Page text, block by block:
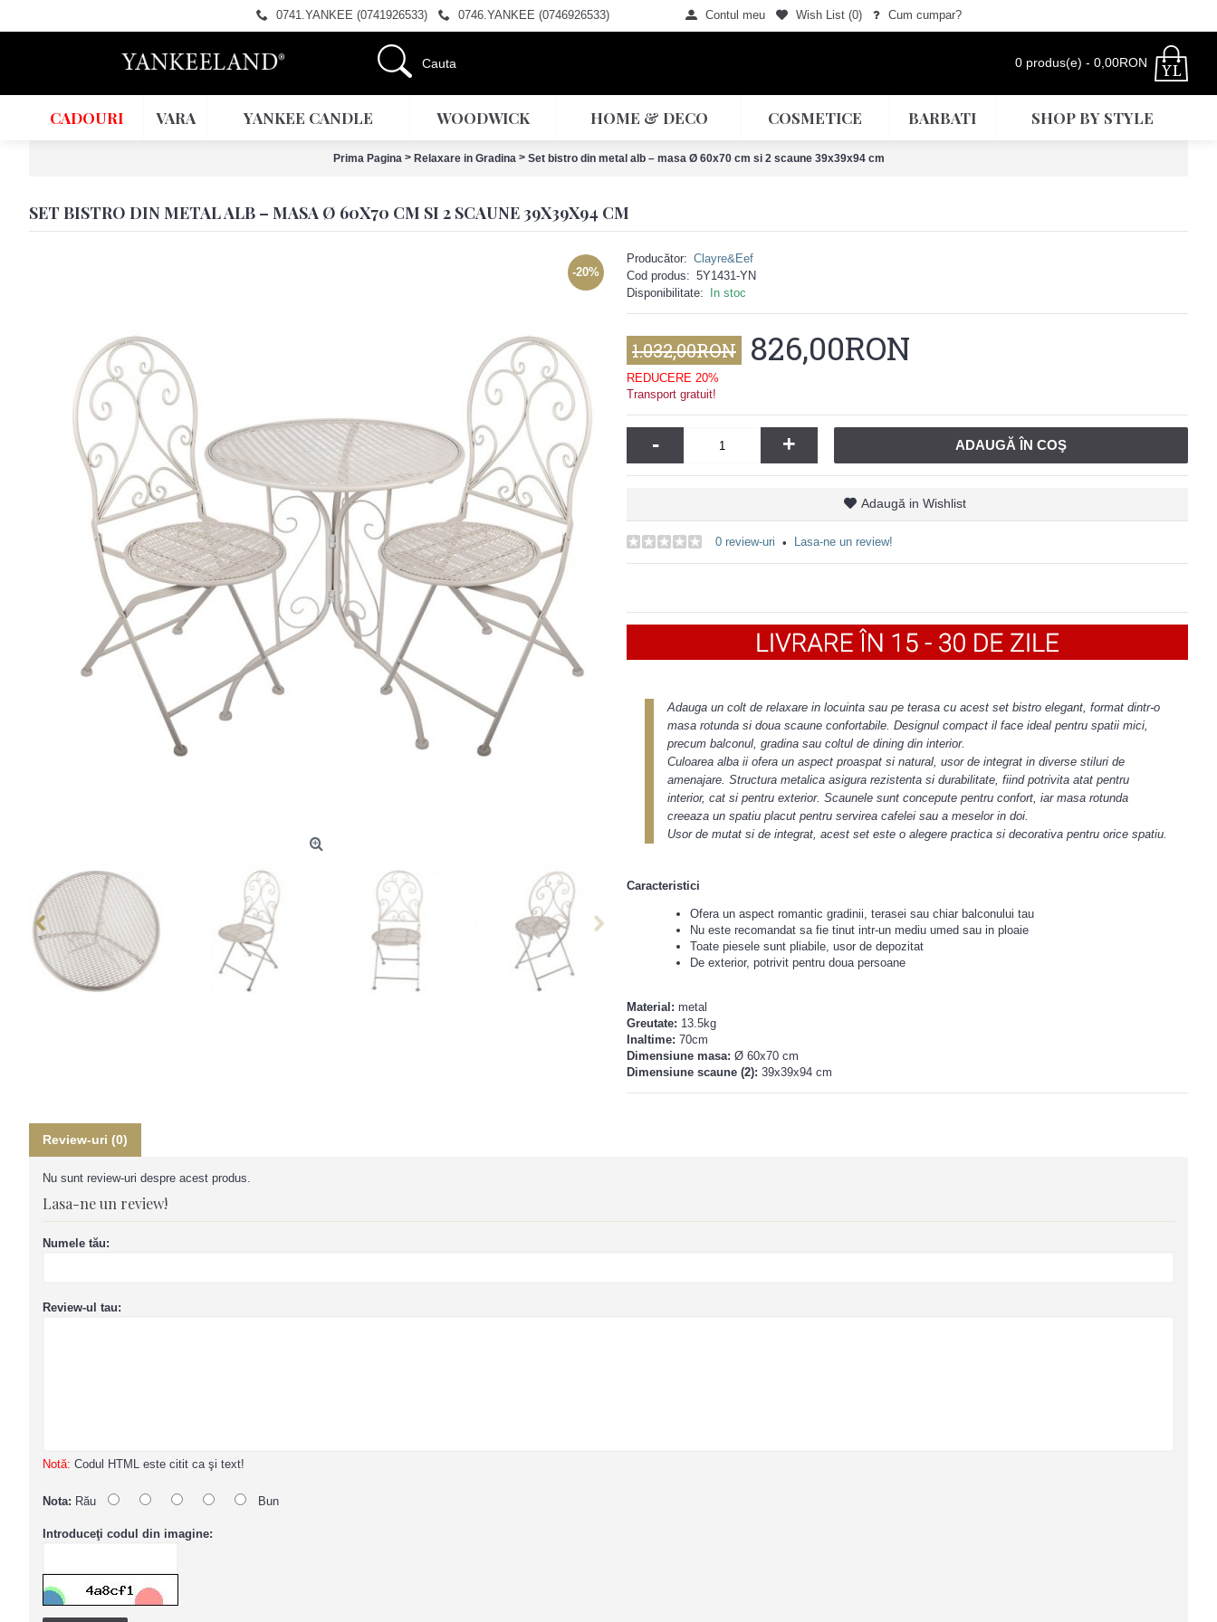
0741.YANKEE (0741926533) 0746.YANKEE (0746926533) Contul meu Wish List (0) Cum cumpar?
0 produs(e) - 0,00RON
CADOURI VARA YANKEE CANDLE WOODWICK HOME & DECO COSMETICE BARBATI SHOP BY STYLE
Prima Pagina > Relaxare in Gradina > Set bistro din metal alb – masa Ø 60x70 cm si 2 scaune 39x39x94 cm
SET BISTRO DIN METAL ALB – MASA Ø 60X70 CM SI 2 SCAUNE 39X39X94 CM
-20%
Producător: Clayre&Eef
Cod produs: 5Y1431-YN
Disponibilitate:
In stoc
1.032,00RON 826,00RON
REDUCERE 20%
Transport gratuit!
- + ADAUGĂ ÎN COŞ
Adaugă in Wishlist
0 review-uri • Lasa-ne un review!
Adauga un colt de relaxare in locuinta sau pe terasa cu acest set bistro elegant, format dintr-o
masa rotunda si doua scaune confortabile. Designul compact il face ideal pentru spatii mici,
precum balconul, gradina sau coltul de dining din interior.
Culoarea alba ii ofera un aspect proaspat si natural, usor de integrat in diverse stiluri de
amenajare. Structura metalica asigura rezistenta si durabilitate, fiind potrivita atat pentru
interior, cat si pentru exterior. Scaunele sunt concepute pentru confort, iar masa rotunda
creeaza un spatiu placut pentru servirea cafelei sau a meselor in doi.
Usor de mutat si de integrat, acest set este o alegere practica si decorativa pentru orice spatiu.
Caracteristici
Ofera un aspect romantic gradinii, terasei sau chiar balconului tau
Nu este recomandat sa fie tinut intr-un mediu umed sau in ploaie
Toate piesele sunt pliabile, usor de depozitat
De exterior, potrivit pentru doua persoane
Material: metal
Greutate: 13.5kg
Inaltime: 70cm
Dimensiune masa: Ø 60x70 cm
Dimensiune scaune (2): 39x39x94 cm
Review-uri (0)
Nu sunt review-uri despre acest produs.
Lasa-ne un review!
Numele tău:
Review-ul tau:
Notă: Codul HTML este citit ca şi text!
Nota: Rău Bun
Introduceţi codul din imagine: